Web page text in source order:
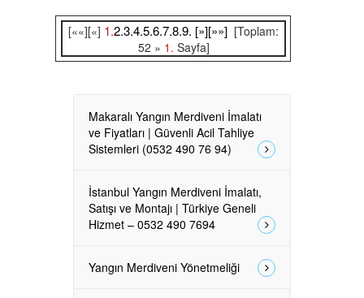
[««][«] 1.2.3.4.5.6.7.8.9. [»][»»] [Toplam:
52 » 1. Sayfa]
Makaralı Yangın Merdiveni İmalatı
ve Fiyatları | Güvenli Acil Tahliye
Sistemleri (0532 490 76 94)
İstanbul Yangın Merdiveni İmalatı,
Satışı ve Montajı | Türkiye Geneli
Hizmet – 0532 490 7694
Yangın Merdiveni Yönetmeliği